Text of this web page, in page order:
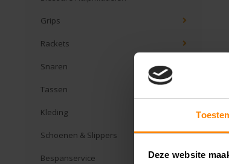
Deze website
Grips
Rackets
Snaren
Tassen
Kleding
Schoenen & Slippers
Bespanservice